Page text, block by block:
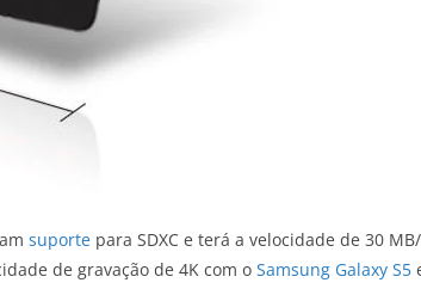
suporte para SDXC e terá a velocidade de 30
de gravação de 4K com o Samsung Galaxy S5